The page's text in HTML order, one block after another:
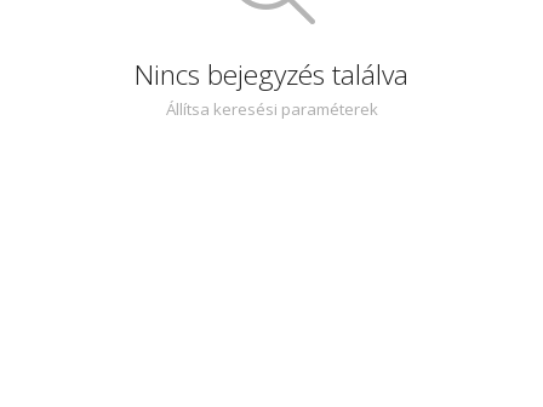
Nincs bejegyzés találva
Állítsa keresési paraméterek